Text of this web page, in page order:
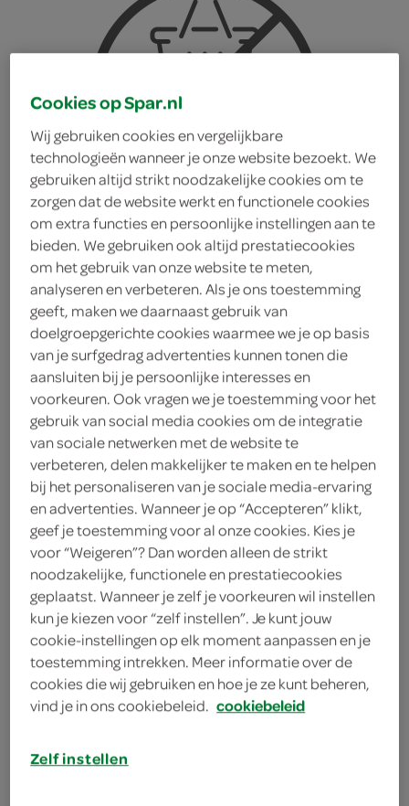
Oddlygood dreamy
caramel
Oddlygood
130 Gram
Let op: aanbiedingen zijn niet zichtbaar bij de
producten, maar worden wél automatisch
verwerkt in de winkelmand.
Cookies op Spar.nl
Wij gebruiken cookies en vergelijkbare
technologieën wanneer je onze website bezoekt. We
gebruiken altijd strikt noodzakelijke cookies om te
zorgen dat de website werkt en functionele cookies
om extra functies en persoonlijke instellingen aan te
bieden. We gebruiken ook altijd prestatiecookies
om het gebruik van onze website te meten,
analyseren en verbeteren. Als je ons toestemming
geeft, maken we daarnaast gebruik van
doelgroepgerichte cookies waarmee we je op basis
van je surfgedrag advertenties kunnen tonen die
aansluiten bij je persoonlijke interesses en
voorkeuren. Ook vragen we je toestemming voor het
gebruik van social media cookies om de integratie
van sociale netwerken met de website te
verbeteren, delen makkelijker te maken en te helpen
bij het personaliseren van je sociale media-ervaring
en advertenties. Wanneer je op “Accepteren” klikt,
geef je toestemming voor al onze cookies. Kies je
voor “Weigeren”? Dan worden alleen de strikt
noodzakelijke, functionele en prestatiecookies
geplaatst. Wanneer je zelf je voorkeuren wil instellen
kun je kiezen voor “zelf instellen”. Je kunt jouw
cookie-instellingen op elk moment aanpassen en je
toestemming intrekken. Meer informatie over de
cookies die wij gebruiken en hoe je ze kunt beheren,
vind je in ons cookiebeleid. cookiebeleid
Zelf instellen